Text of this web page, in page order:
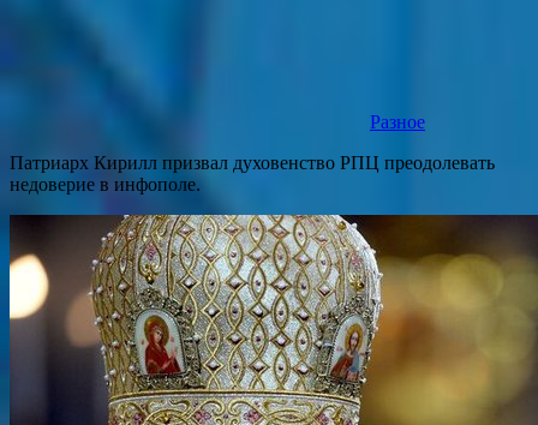
Разное
Патриарх Кирилл призвал духовенство РПЦ преодолевать
недоверие в инфополе.